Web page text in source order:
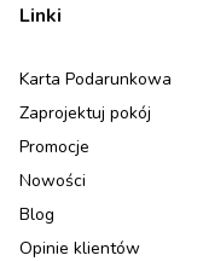
Linki
Karta Podarunkowa
Zaprojektuj pokój
Promocje
Nowości
Blog
Opinie klientów